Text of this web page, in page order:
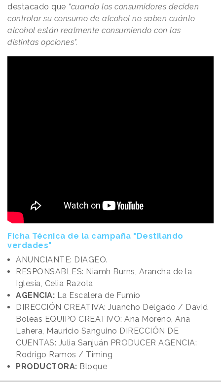
destacado que “cuando los consumidores deciden
controlar su consumo de alcohol no saben cuánto
alcohol están realmente consumiendo con las
distintas opciones".
Ficha Técnica de la campaña "Destilando
verdades"
ANUNCIANTE: DIAGEO.
RESPONSABLES: Niamh Burns, Arancha de la
Iglesia, Celia Razola
AGENCIA: La Escalera de Fumío
DIRECCIÓN CREATIVA: Juancho Delgado / David
Boleas EQUIPO CREATIVO: Ana Moreno, Ana
Lahera, Mauricio Sanguino DIRECCIÓN DE
CUENTAS: Julia Sanjuán PRODUCER AGENCIA:
Rodrigo Ramos / Timing
PRODUCTORA: Bloque